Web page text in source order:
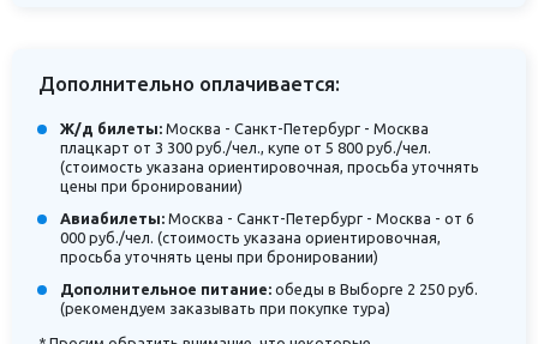
Дополнительно оплачивается:
Ж/д билеты: Москва - Санкт-Петербург - Москва
плацкарт от 3 300 руб./чел., купе от 5 800 руб./чел.
(стоимость указана ориентировочная, просьба уточнять
цены при бронировании)
Авиабилеты:Москва - Санкт-Петербург - Москва - от 6
000 руб./чел. (стоимость указана ориентировочная,
просьба уточнять цены при бронировании)
Дополнительное питание:обеды в Выборге 2 250 руб.
(рекомендуем заказывать при покупке тура)